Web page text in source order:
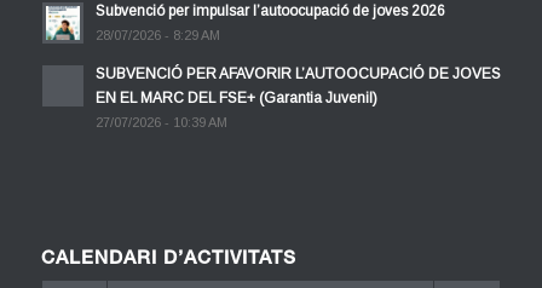
Subvenció per impulsar l’autoocupació de joves 2026
28/07/2026 - 8:29 AM
SUBVENCIÓ PER AFAVORIR L’AUTOOCUPACIÓ DE JOVES
EN EL MARC DEL FSE+ (Garantia Juvenil)
27/07/2026 - 10:39 AM
CALENDARI D’ACTIVITATS